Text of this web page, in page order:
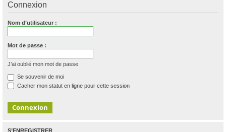
Connexion
Nom d’utilisateur :
Mot de passe :
J’ai oublié mon mot de passe
Se souvenir de moi
Cacher mon statut en ligne pour cette session
S’ENREGISTRER